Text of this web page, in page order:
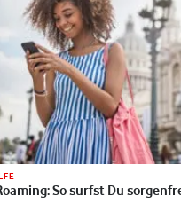
So surfst Du